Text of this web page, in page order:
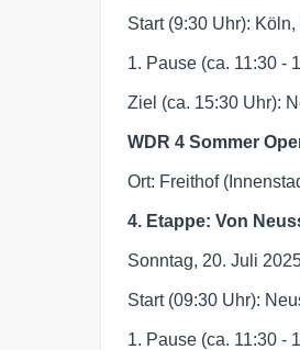
Start (9:30 Uhr):
1. Pause (ca. 11:30 -
Ziel (ca. 15:30 Uhr):
WDR 4 Sommer
Ort: Freithof
4. Etappe: Von
Sonntag, 20. Juli
Start (09:30 Uhr):
1. Pause (ca. 11:30 -